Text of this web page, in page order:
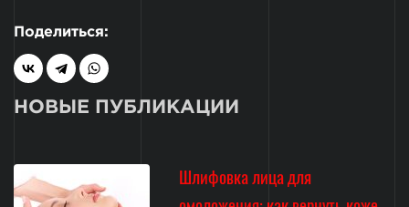
Поделиться:
НОВЫЕ ПУБЛИКАЦИИ
Шлифовка лица для